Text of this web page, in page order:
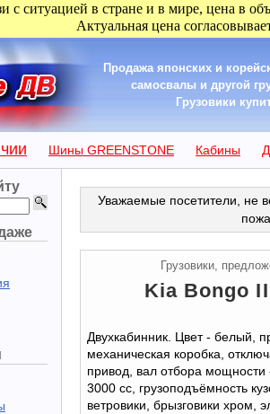
с ситуацией в стране и в мире, цена в
Актуальная цена
Продажа японских и
самосвалы и другой
Грузовики
Шины GREENSTONE Кабины
Уважаемые посетители, не
Грузовики,
Kia Bongo
Двухкабинник. Цвет - белый,
механическая коробка,
привод, вал отбора
3000 сс, грузоподъёмность
ветровики, брызговики хром,